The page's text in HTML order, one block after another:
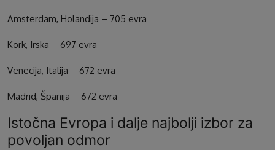
Amsterdam, Holandija – 705 evra
Kork, Irska – 697 evra
Venecija, Italija – 672 evra
Madrid, Španija – 672 evra
Istočna Evropa i dalje najbolji izbor za
povoljan odmor